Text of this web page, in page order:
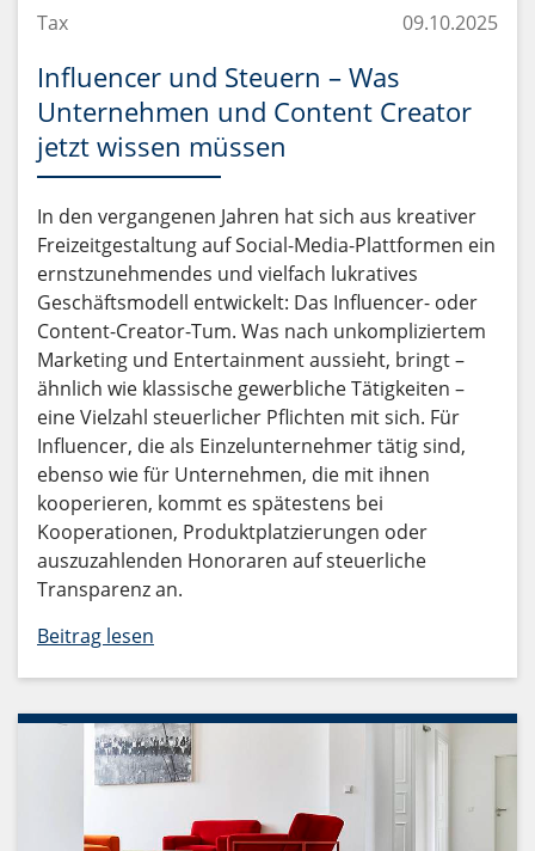
Tax 09.10.2025
Influencer und Steuern – Was
Unternehmen und Content Creator
jetzt wissen müssen
In den vergangenen Jahren hat sich aus kreativer
Freizeitgestaltung auf Social-Media-Plattformen ein
ernstzunehmendes und vielfach lukratives
Geschäftsmodell entwickelt: Das Influencer- oder
Content-Creator-Tum. Was nach unkompliziertem
Marketing und Entertainment aussieht, bringt –
ähnlich wie klassische gewerbliche Tätigkeiten –
eine Vielzahl steuerlicher Pflichten mit sich. Für
Influencer, die als Einzelunternehmer tätig sind,
ebenso wie für Unternehmen, die mit ihnen
kooperieren, kommt es spätestens bei
Kooperationen, Produktplatzierungen oder
auszuzahlenden Honoraren auf steuerliche
Transparenz an.
Beitrag lesen